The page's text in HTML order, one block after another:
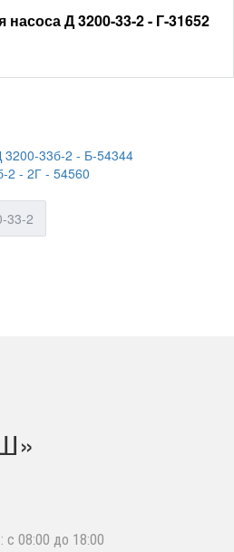
Д 3200-33-2 - Г-31652
3200-33б-2 - Б-54344
2 - 2Г - 54560
33-2
с 08:00 до 18:00